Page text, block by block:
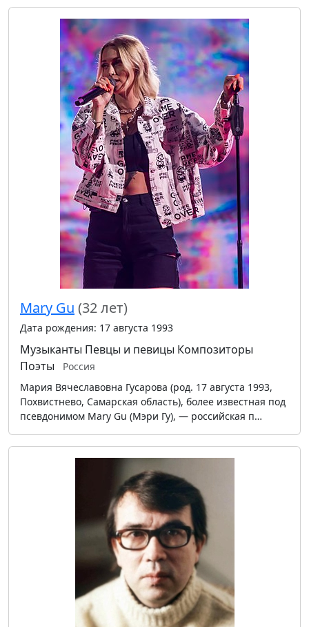
Mary Gu (32 лет)
Дата рождения: 17 августа 1993
Музыканты Певцы и певицы Композиторы
Поэты
Россия
Мария Вячеславовна Гусарова (род. 17 августа 1993,
Похвистнево, Самарская область), более известная под
псевдонимом Mary Gu (Мэри Гу), — российская п…